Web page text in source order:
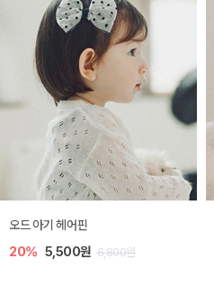
오드 아기 헤어핀
20% 5,500원 6,800원